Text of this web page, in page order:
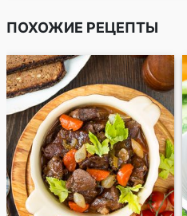
ПОХОЖИЕ РЕЦЕПТЫ